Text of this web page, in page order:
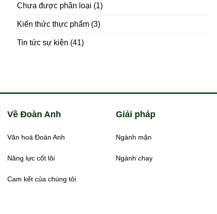
Chưa được phân loại (1)
Kiến thức thực phẩm (3)
Tin tức sự kiện (41)
Về Đoàn Anh
Văn hoá Đoàn Anh
Năng lực cốt lõi
Cam kết của chúng tôi
Giải pháp
Ngành mặn
Ngành chay